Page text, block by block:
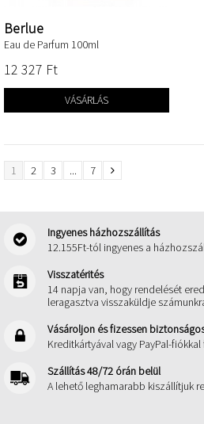
Berlue
Eau de Parfum 100ml
12 327 Ft‎
VÁSÁRLÁS
1 2 3 ... 7
Ingyenes házhozszállítás
12.155Ft-tól ingyenes a
Visszatérités
14 napja van, hogy rendelését
leragasztva visszaküldje
Vásároljon és fizessen
Kreditkártyával vagy PayPal-
Szállítás 48/72 órán belül
A lehető leghamarabb kiszállítjuk